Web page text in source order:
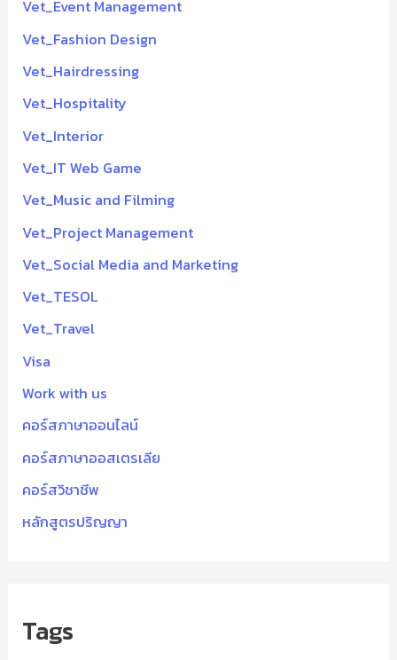
Vet_Event Management
Vet_Fashion Design
Vet_Hairdressing
Vet_Hospitality
Vet_Interior
Vet_IT Web Game
Vet_Music and Filming
Vet_Project Management
Vet_Social Media and Marketing
Vet_TESOL
Vet_Travel
Visa
Work with us
คอร์สภาษาออนไลน์
คอร์สภาษาออสเตรเลีย
คอร์สวิชาชีพ
หลักสูตรปริญญา
Tags